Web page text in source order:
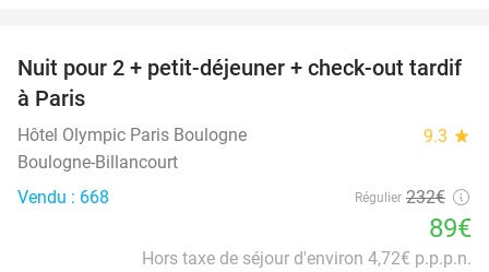
62%
Nuit pour 2 + petit-déjeuner + check-out tardif
à Paris
Hôtel Olympic Paris Boulogne 9.3 star
Boulogne-Billancourt
Vendu : 668
Régulier 232€
89€
Hors taxe de séjour d'environ 4,72€ p.p.p.n.